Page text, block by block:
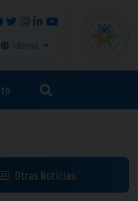
Idioma
Otras Noticias